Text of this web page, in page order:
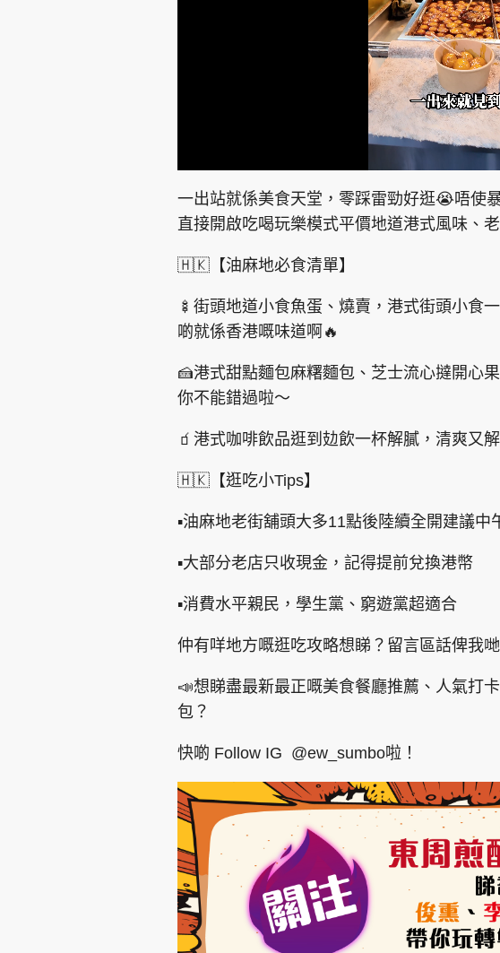
東周刊 cazbuyer 東Touch PCM 電腦廣場
關於我們 聯絡我們 隱私政策聲明
n
t
e
o
e
d
1
6
8
%
一出站就係美食天堂，零踩雷勁好逛😭唔使
直接開啟吃喝玩樂模式平價地道港式風味、
🇭🇰【油麻地必食清單】
🍢街頭地道小食魚蛋、燒賣，港式街頭小食
啲就係香港嘅味道啊🔥
🍰港式甜點麵包麻糬麵包、芝士流心撻開心
你不能錯過啦～
🧃港式咖啡飲品逛到攰飲一杯解膩，清爽又
🇭🇰【逛吃小Tips】
▪️油麻地老街舖頭大多11點後陸續全開建議中
▪️大部分老店只收現金，記得提前兌換港幣
▪️消費水平親民，學生黨、窮遊黨超適合
仲有咩地方嘅逛吃攻略想睇？留言區話俾我哋
📣想睇盡最新最正嘅美食餐廳推薦、人氣打
包？
快啲 Follow IG @ew_sumbo啦！